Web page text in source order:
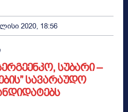
2020, 18:56
სუბარი –
სავარაუდო